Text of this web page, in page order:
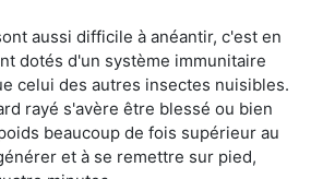
aussi difficile à anéantir, c'est en
dotés d'un système immunitaire
celui des autres insectes nuisibles.
rayé s'avère être blessé ou bien
beaucoup de fois supérieur au
et à se remettre sur pied,